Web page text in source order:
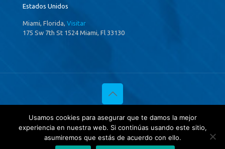
Estados Unidos
Miami, Florida, Visitar
175 Sw 7th St 1524 Miami, Fl 33130
© 2020 Investigaciones Estratégicas & Asociados. All Rights
Reserved
Política de privacidad
yTratamientos de datos.
Usamos cookies para asegurar que te damos la mejor
experiencia en nuestra web. Si continúas usando este sitio,
asumiremos que estás de acuerdo con ello.